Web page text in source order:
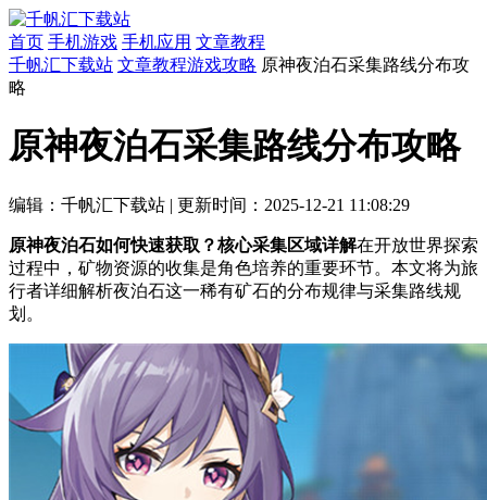
首页 手机游戏 手机应用 文章教程
千帆汇下载站 文章教程游戏攻略 原神夜泊石采集路线分布攻
略
原神夜泊石采集路线分布攻略
编辑：千帆汇下载站 | 更新时间：2025-12-21 11:08:29
原神夜泊石如何快速获取？核心采集区域详解在开放世界探索
过程中，矿物资源的收集是角色培养的重要环节。本文将为旅
行者详细解析夜泊石这一稀有矿石的分布规律与采集路线规
划。